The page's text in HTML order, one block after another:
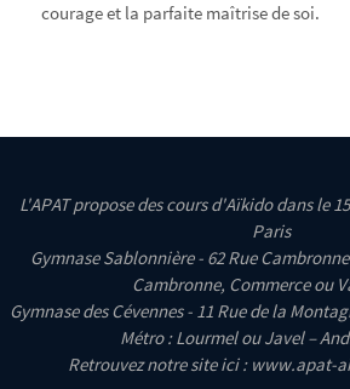
courage et la parfaite maîtrise de soi.
L'APAT propose des cours d'Aïkido dans le
Paris
Gymnase Sablonnière - 62 Rue
Cambronne, Commerce ou
Gymnase des Cévennes - 11 Rue de la
Métro : Lourmel ou Javel –
Retrouvez notre site ici : www.apat-